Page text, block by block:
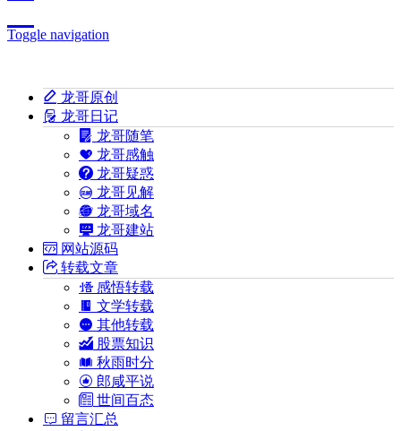
Toggle navigation
龙哥原创
龙哥日记
龙哥随笔
龙哥感触
龙哥疑惑
龙哥见解
龙哥域名
龙哥建站
网站源码
转载文章
感悟转载
文学转载
其他转载
股票知识
秋雨时分
郎咸平说
世间百态
留言汇总